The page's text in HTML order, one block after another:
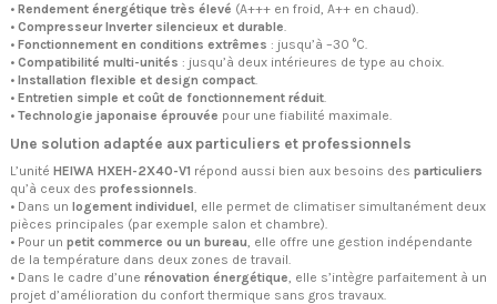
• Rendement énergétique très élevé (A+++ en froid, A++ en chaud).
• Compresseur Inverter silencieux et durable.
• Fonctionnement en conditions extrêmes : jusqu’à –30 °C.
• Compatibilité multi-unités : jusqu’à deux intérieures de type au choix.
• Installation flexible et design compact.
• Entretien simple et coût de fonctionnement réduit.
• Technologie japonaise éprouvée pour une fiabilité maximale.
Une solution adaptée aux particuliers et professionnels
L’unité HEIWA HXEH-2X40-V1 répond aussi bien aux besoins des particuliers
qu’à ceux des professionnels.
• Dans un logement individuel, elle permet de climatiser simultanément deux
pièces principales (par exemple salon et chambre).
• Pour un petit commerce ou un bureau, elle offre une gestion indépendante
de la température dans deux zones de travail.
• Dans le cadre d’une rénovation énergétique, elle s’intègre parfaitement à un
projet d’amélioration du confort thermique sans gros travaux.